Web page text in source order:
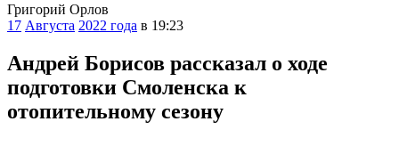
Григорий Орлов
17 Августа 2022 года в 19:23
Андрей Борисов рассказал о ходе
подготовки Смоленска к
отопительному сезону